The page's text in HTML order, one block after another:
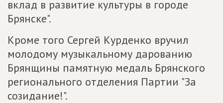
вклад в развитие культуры в городе
Брянске".
Кроме того Сергей Курденко вручил
молодому музыкальному дарованию
Брянщины памятную медаль Брянского
регионального отделения Партии "За
созидание!".